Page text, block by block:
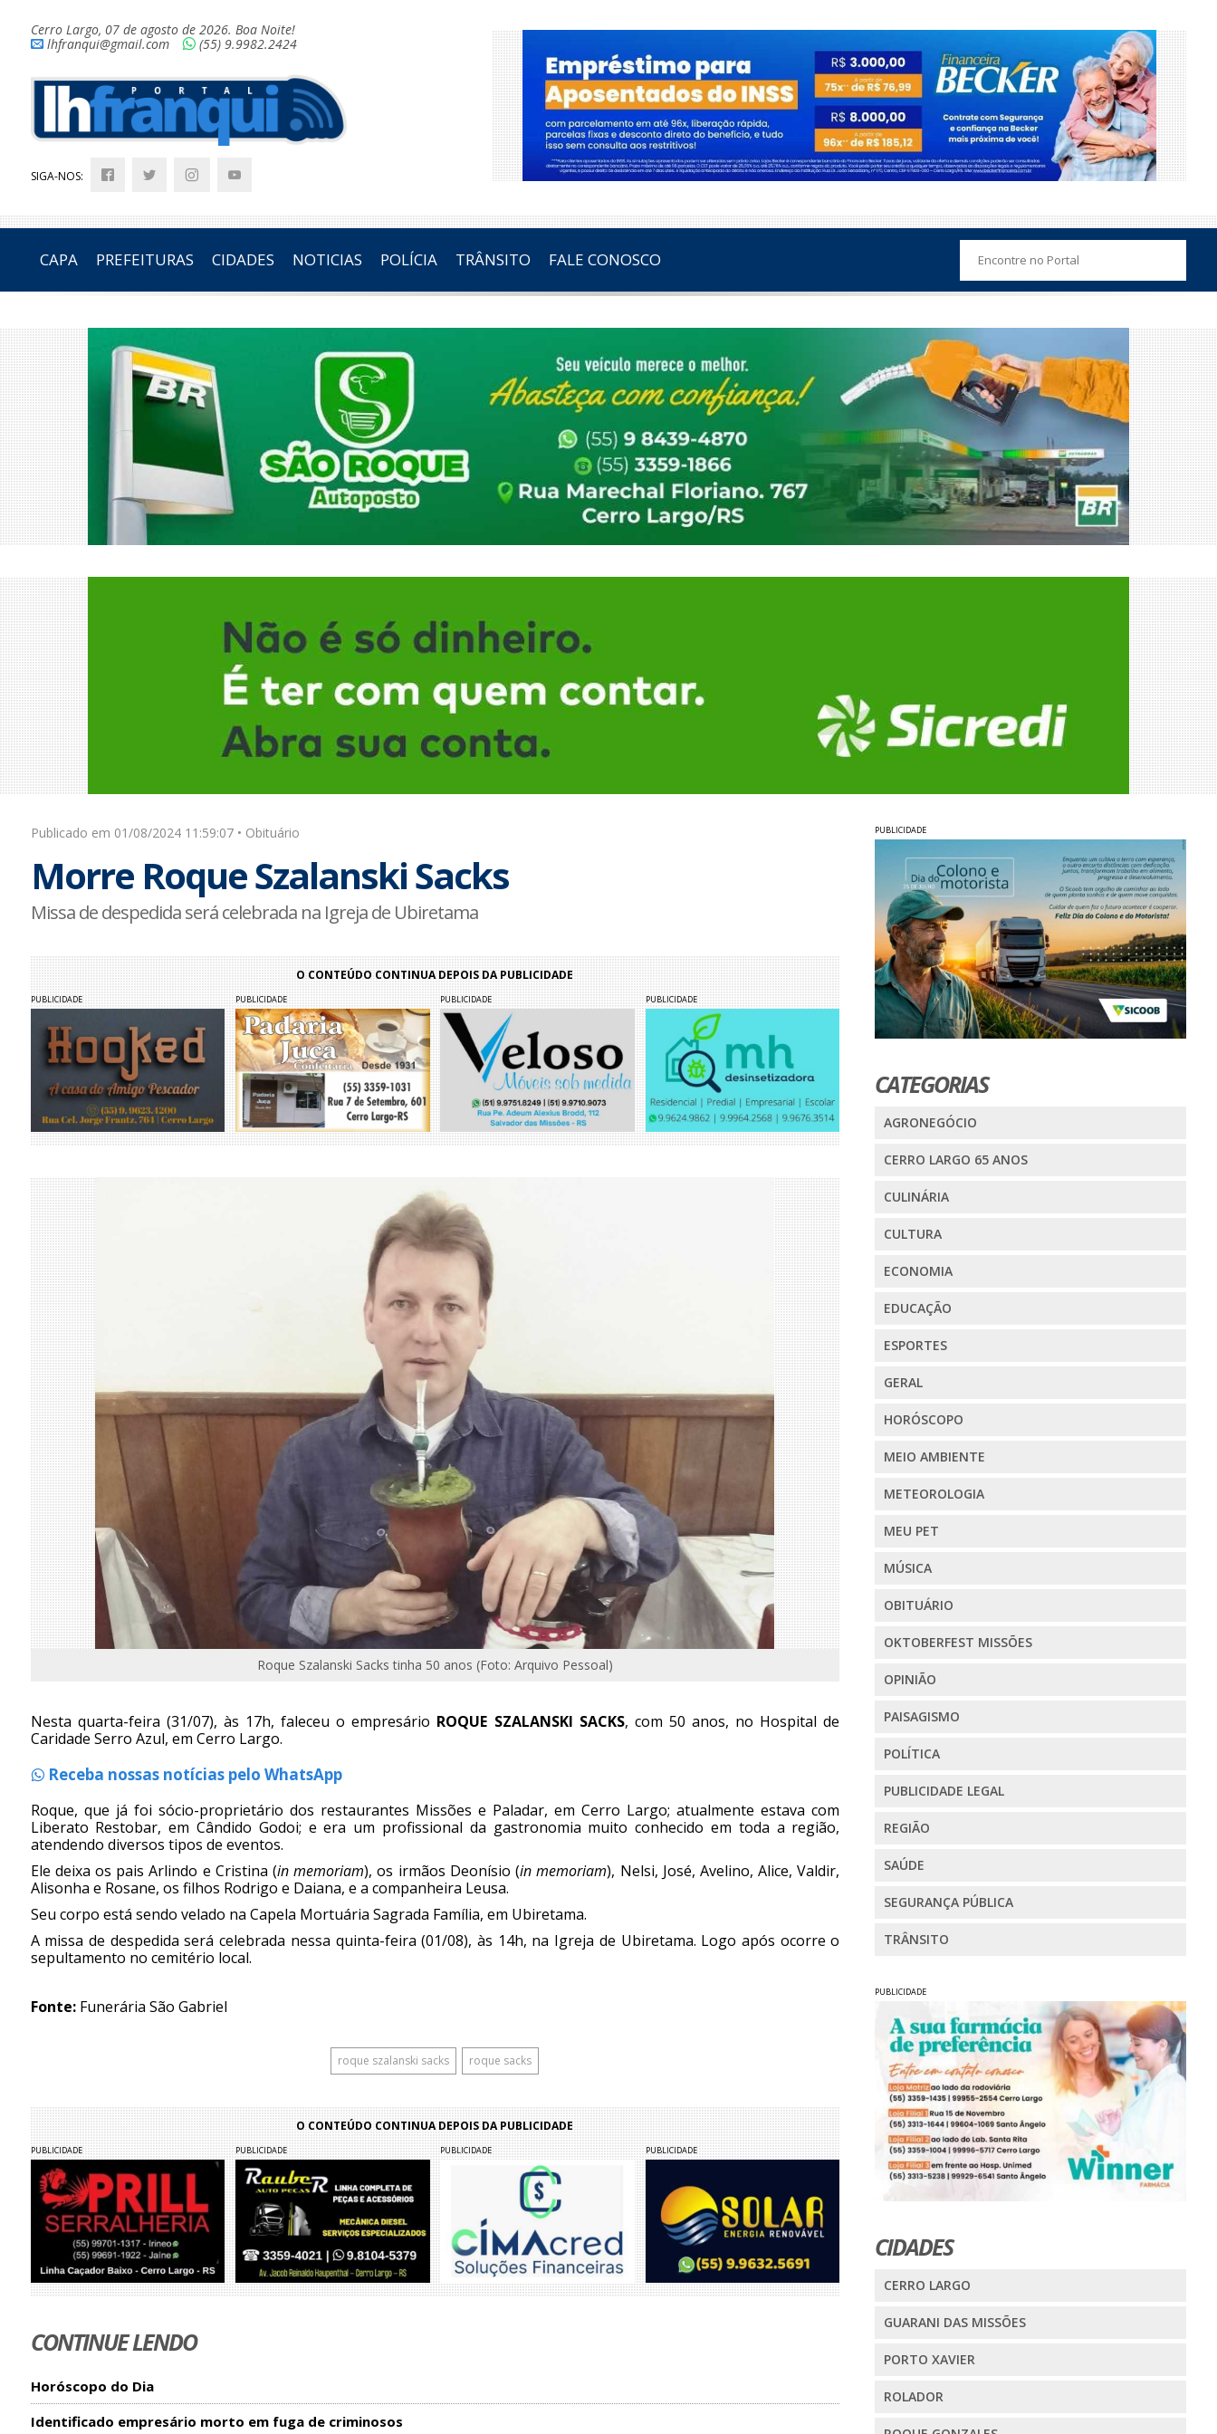
Cerro Largo, 07 de agosto de 2026. Boa Noite!
lhfranqui@gmail.com
(55) 9.9982.2424
SIGA-NOS:
CAPA PREFEITURAS CIDADES NOTICIAS POLÍCIA TRÂNSITO FALE CONOSCO
Publicado em 01/08/2024 11:59:07 • Obituário
Morre Roque Szalanski Sacks
Missa de despedida será celebrada na Igreja de Ubiretama
O CONTEÚDO CONTINUA DEPOIS DA PUBLICIDADE
PUBLICIDADE PUBLICIDADE PUBLICIDADE PUBLICIDADE
Roque Szalanski Sacks tinha 50 anos (Foto: Arquivo Pessoal)
Nesta quarta-feira (31/07), às 17h, faleceu o empresário ROQUE SZALANSKI SACKS, com 50 anos, no Hospital de
Caridade Serro Azul, em Cerro Largo.
Receba nossas notícias pelo WhatsApp
Roque, que já foi sócio-proprietário dos restaurantes Missões e Paladar, em Cerro Largo; atualmente estava com
Liberato Restobar, em Cândido Godoi; e era um profissional da gastronomia muito conhecido em toda a região,
atendendo diversos tipos de eventos.
Ele deixa os pais Arlindo e Cristina (in memoriam), os irmãos Deonísio (in memoriam), Nelsi, José, Avelino, Alice, Valdir,
Alisonha e Rosane, os filhos Rodrigo e Daiana, e a companheira Leusa.
Seu corpo está sendo velado na Capela Mortuária Sagrada Família, em Ubiretama.
A missa de despedida será celebrada nessa quinta-feira (01/08), às 14h, na Igreja de Ubiretama. Logo após ocorre o
sepultamento no cemitério local.
Fonte:Funerária São Gabriel
roque szalanski sacks roque sacks
O CONTEÚDO CONTINUA DEPOIS DA PUBLICIDADE
PUBLICIDADE PUBLICIDADE PUBLICIDADE PUBLICIDADE
CONTINUE LENDO
Horóscopo do Dia
Identificado empresário morto em fuga de criminosos
PUBLICIDADE
CATEGORIAS
AGRONEGÓCIO
CERRO LARGO 65 ANOS
CULINÁRIA
CULTURA
ECONOMIA
EDUCAÇÃO
ESPORTES
GERAL
HORÓSCOPO
MEIO AMBIENTE
METEOROLOGIA
MEU PET
MÚSICA
OBITUÁRIO
OKTOBERFEST MISSÕES
OPINIÃO
PAISAGISMO
POLÍTICA
PUBLICIDADE LEGAL
REGIÃO
SAÚDE
SEGURANÇA PÚBLICA
TRÂNSITO
PUBLICIDADE
CIDADES
CERRO LARGO
GUARANI DAS MISSÕES
PORTO XAVIER
ROLADOR